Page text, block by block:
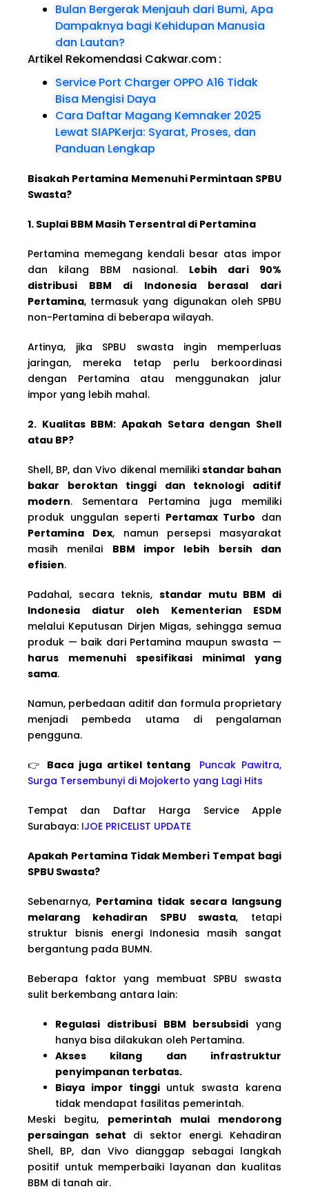
Bulan Bergerak Menjauh dari Bumi, Apa
Dampaknya bagi Kehidupan Manusia
dan Lautan?
Artikel Rekomendasi Cakwar.com:
Service Port Charger OPPO A16 Tidak
Bisa Mengisi Daya
Cara Daftar Magang Kemnaker 2025
Lewat SIAPKerja: Syarat, Proses, dan
Panduan Lengkap
Bisakah Pertamina Memenuhi Permintaan SPBU
Swasta?
1. Suplai BBM Masih Tersentral di Pertamina
Pertamina memegang kendali besar atas impor
dan kilang BBM nasional. Lebih dari 90%
distribusi BBM di Indonesia berasal dari
Pertamina, termasuk yang digunakan oleh SPBU
non-Pertamina di beberapa wilayah.
Artinya, jika SPBU swasta ingin memperluas
jaringan, mereka tetap perlu berkoordinasi
dengan Pertamina atau menggunakan jalur
impor yang lebih mahal.
2. Kualitas BBM: Apakah Setara dengan Shell
atau BP?
Shell, BP, dan Vivo dikenal memiliki standar bahan
bakar beroktan tinggi dan teknologi aditif
modern. Sementara Pertamina juga memiliki
produk unggulan seperti Pertamax Turbo dan
Pertamina Dex, namun persepsi masyarakat
masih menilai BBM impor lebih bersih dan
efisien.
Padahal, secara teknis, standar mutu BBM di
Indonesia diatur oleh Kementerian ESDM
melalui Keputusan Dirjen Migas, sehingga semua
produk — baik dari Pertamina maupun swasta —
harus memenuhi spesifikasi minimal yang
sama.
Namun, perbedaan aditif dan formula proprietary
menjadi pembeda utama di pengalaman
pengguna.
👉 Baca juga artikel tentang Puncak Pawitra,
Surga Tersembunyi di Mojokerto yang Lagi Hits
Tempat dan Daftar Harga Service Apple
Surabaya: IJOE PRICELIST UPDATE
Apakah Pertamina Tidak Memberi Tempat bagi
SPBU Swasta?
Sebenarnya, Pertamina tidak secara langsung
melarang kehadiran SPBU swasta, tetapi
struktur bisnis energi Indonesia masih sangat
bergantung pada BUMN.
Beberapa faktor yang membuat SPBU swasta
sulit berkembang antara lain:
Regulasi distribusi BBM bersubsidi yang
hanya bisa dilakukan oleh Pertamina.
Akses kilang dan infrastruktur
penyimpanan terbatas.
Biaya impor tinggiuntuk swasta karena
tidak mendapat fasilitas pemerintah.
Meski begitu, pemerintah mulai mendorong
persaingan sehat di sektor energi. Kehadiran
Shell, BP, dan Vivo dianggap sebagai langkah
positif untuk memperbaiki layanan dan kualitas
BBM di tanah air.